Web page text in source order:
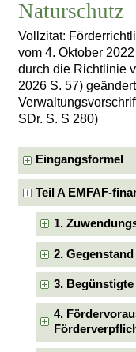
Naturschutz
Vollzitat:
vom 4. Oktober
durch die Richtlinie
2026 S. 57)
SDr. S. S 280)
Eingangsformel
Teil A EMFAF-
1.
2.
3. Begünstigte
4.